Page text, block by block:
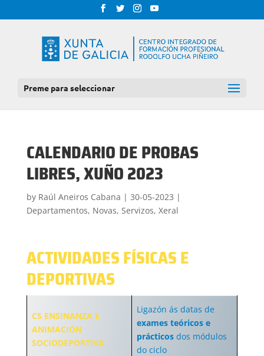
Preme para seleccionar
CALENDARIO DE PROBAS
LIBRES, XUÑO 2023
by Raúl Aneiros Cabana | 30-05-2023 |
Departamentos, Novas, Servizos, Xeral
ACTIVIDADES FÍSICAS E
DEPORTIVAS
CS ENSINANZA E
ANIMACIÓN
SOCIODEPORTIVA
Ligazón ás datas de
exames teóricos e
prácticos dos módulos
do ciclo